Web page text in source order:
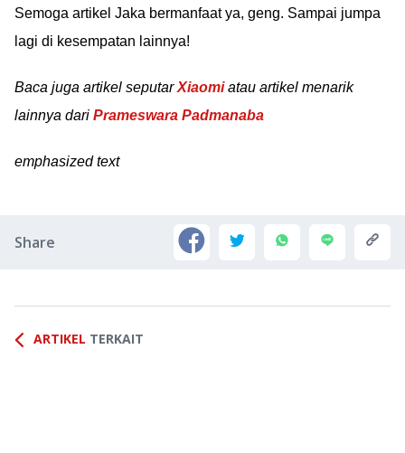
Semoga artikel Jaka bermanfaat ya, geng. Sampai jumpa
lagi di kesempatan lainnya!
Baca juga artikel seputarXiaomiatau artikel menarik
lainnya dari Prameswara Padmanaba
emphasized text
Share
ARTIKEL TERKAIT